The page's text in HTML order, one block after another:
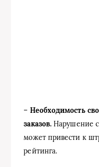
– Необходимость
заказов. Нарушение
может привести к
рейтинга.